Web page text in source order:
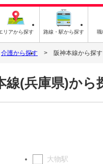
リアから探す 路線・駅から探す 職
介護から探す 阪神本線から探す
線(兵庫県)から
大物駅